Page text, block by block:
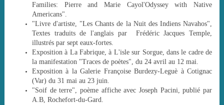
Families: Pierre and Marie Cayol'Odyssey with Native
Americans".
"Livre d'artiste, "Les Chants de la Nuit des Indiens Navahos",
Textes traduits de l'anglais par Frédéric Jacques Temple,
illustrés par sept eaux-fortes.
Exposition à La Fabrique, à L'isle sur Sorgue, dans le cadre de
la manifestation "Traces de poètes", du 24 avril au 12 mai.
Exposition à la Galerie Françoise Burdezy-Leguè à Cotignac
(Var) du 31 mai au 23 juin.
"Soif de terre", poème affiche avec Joseph Pacini, publié par
A.B, Rochefort-du-Gard.